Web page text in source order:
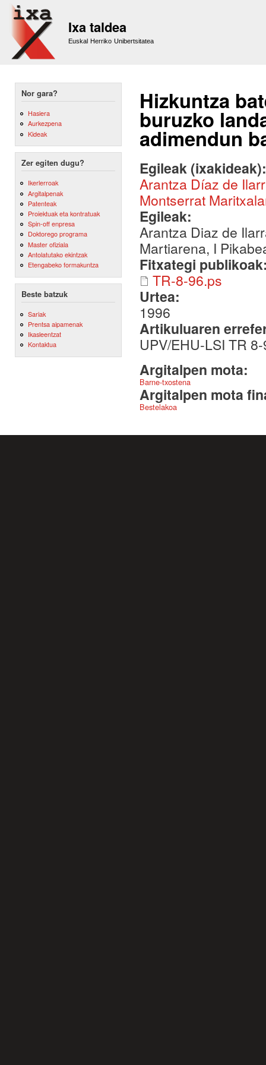
Ixa taldea
Euskal Herriko Unibertsitatea
Nor gara?
Hasiera
Aurkezpena
Kideak
Zer egiten dugu?
Ikerlerroak
Argitalpenak
Patenteak
Proiektuak eta kontratuak
Spin-off enpresa
Doktorego programa
Master ofiziala
Antolatutako ekintzak
Etengabeko formakuntza
Beste batzuk
Sariak
Prentsa aipamenak
Ikasleentzat
Kontaktua
Hizkuntza
buruzko
adimendun
Egileak
Arantza Díaz de
Montserrat
Egileak:
Arantza Diaz de
Martiarena, I
Fitxategi
TR-8-96.ps
Urtea:
1996
Artikuluaren
UPV/EHU-LSI TR
Argitalpen mota:
Barne-txostena
Argitalpen mota
Bestelakoa